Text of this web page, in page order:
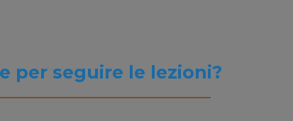
per seguire le lezioni?